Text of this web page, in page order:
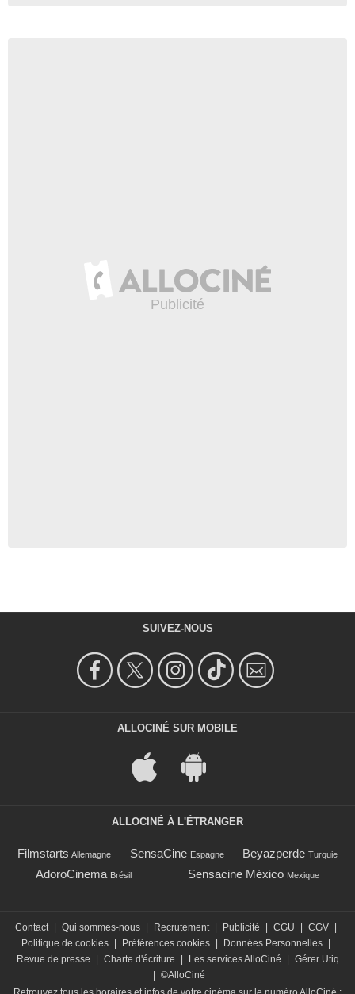
SUIVEZ-NOUS
ALLOCINÉ SUR MOBILE
ALLOCINÉ À L'ÉTRANGER
Filmstarts Allemagne SensaCine Espagne Beyazperde Turquie
AdoroCinema Brésil Sensacine México Mexique
Contact Qui sommes-nous Recrutement Publicité CGU CGV
Politique de cookies
Préférences cookies Données Personnelles
Revue de presse
Charte d'écriture Les services AlloCiné
Gérer Utiq
©AlloCiné